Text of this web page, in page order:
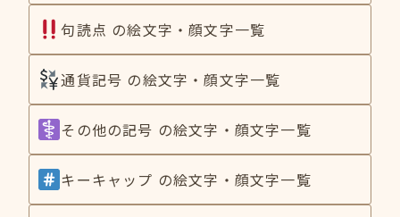
句読点 の絵文字・顔文字一覧
通貨記号 の絵文字・顔文字一覧
その他の記号 の絵文字・顔文字一覧
キーキャップ の絵文字・顔文字一覧